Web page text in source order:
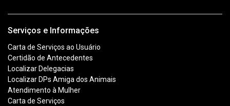
Serviços e Informações
Carta de Serviços ao Usuário
Certidão de Antecedentes
Localizar Delegacias
Localizar DPs Amiga dos Animais
Atendimento à Mulher
Carta de Serviços